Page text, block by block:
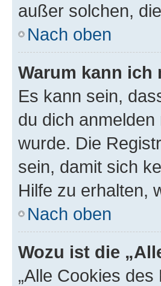
außer solchen,
Nach oben
Warum kann
Es kann sein,
du dich
wurde. Die
sein, damit sich
Hilfe zu erhalten,
Nach oben
Wozu ist die
„Alle Cookies